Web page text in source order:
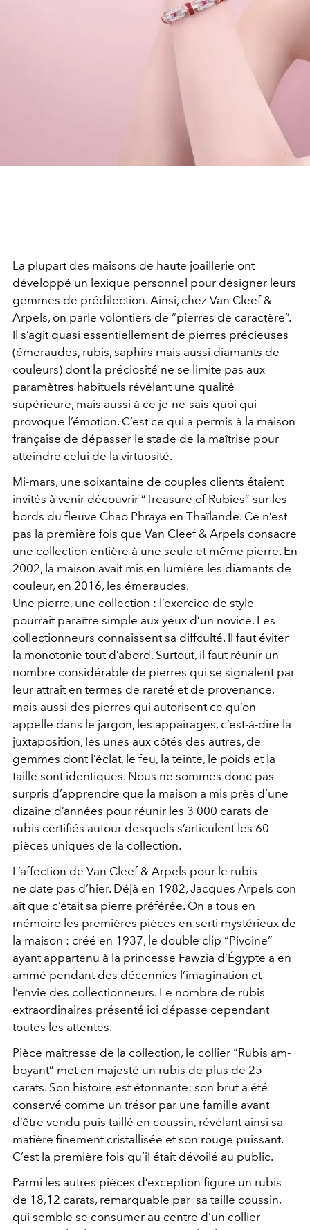
La plupart des maisons de haute joaillerie ont
développé un lexique personnel pour désigner leurs
gemmes de prédilection. Ainsi, chez Van Cleef &
Arpels, on parle volontiers de “pierres de caractère”.
Il s’agit quasi essentiellement de pierres précieuses
(émeraudes, rubis, saphirs mais aussi diamants de
couleurs) dont la préciosité ne se limite pas aux
paramètres habituels révélant une qualité
supérieure, mais aussi à ce je-ne-sais-quoi qui
provoque l’émotion. C’est ce qui a permis à la maison
française de dépasser le stade de la maîtrise pour
atteindre celui de la virtuosité.
Mi-mars, une soixantaine de couples clients étaient
invités à venir découvrir “Treasure of Rubies” sur les
bords du fleuve Chao Phraya en Thaïlande. Ce n’est
pas la première fois que Van Cleef & Arpels consacre
une collection entière à une seule et même pierre. En
2002, la maison avait mis en lumière les diamants de
couleur, en 2016, les émeraudes.
Une pierre, une collection : l’exercice de style
pourrait paraître simple aux yeux d’un novice. Les
collectionneurs connaissent sa diffculté. Il faut éviter
la monotonie tout d’abord. Surtout, il faut réunir un
nombre considérable de pierres qui se signalent par
leur attrait en termes de rareté et de provenance,
mais aussi des pierres qui autorisent ce qu’on
appelle dans le jargon, les appairages, c’est-à-dire la
juxtaposition, les unes aux côtés des autres, de
gemmes dont l’éclat, le feu, la teinte, le poids et la
taille sont identiques. Nous ne sommes donc pas
surpris d’apprendre que la maison a mis près d’une
dizaine d’années pour réunir les 3 000 carats de
rubis certifiés autour desquels s’articulent les 60
pièces uniques de la collection.
L’affection de Van Cleef & Arpels pour le rubis
ne date pas d’hier. Déjà en 1982, Jacques Arpels con
ait que c’était sa pierre préférée. On a tous en
mémoire les premières pièces en serti mystérieux de
la maison : créé en 1937, le double clip “Pivoine”
ayant appartenu à la princesse Fawzia d’Égypte a en
ammé pendant des décennies l’imagination et
l’envie des collectionneurs. Le nombre de rubis
extraordinaires présenté ici dépasse cependant
toutes les attentes.
Pièce maîtresse de la collection, le collier “Rubis am-
boyant” met en majesté un rubis de plus de 25
carats. Son histoire est étonnante: son brut a été
conservé comme un trésor par une famille avant
d’être vendu puis taillé en coussin, révélant ainsi sa
matière finement cristallisée et son rouge puissant.
C’est la première fois qu’il était dévoilé au public.
Parmi les autres pièces d’exception figure un rubis
de 18,12 carats, remarquable par sa taille coussin,
qui semble se consumer au centre d’un collier